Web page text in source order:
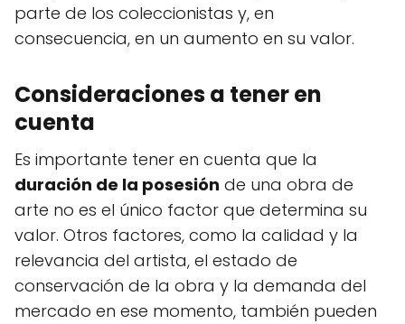
parte de los coleccionistas y, en
consecuencia, en un aumento en su valor.
Consideraciones a tener en
cuenta
Es importante tener en cuenta que la
duración de la posesión de una obra de
arte no es el único factor que determina su
valor. Otros factores, como la calidad y la
relevancia del artista, el estado de
conservación de la obra y la demanda del
mercado en ese momento, también pueden